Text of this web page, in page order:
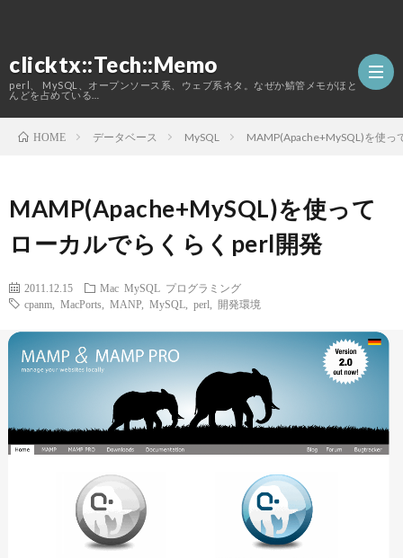
clicktx::Tech::Memo
perl、 MySQL、オープンソース系、ウェブ系ネタ。なぜか鯖管メモがほと
んどを占めている…
HOME データベース MySQL MAMP(Apache+MySQL)を使
MAMP(Apache+MySQL)を使って
ローカルでらくらくperl開発
2011.12.15 Mac MySQL
プログラミング
cpanm
MacPorts MANP MySQL perl 開発環境